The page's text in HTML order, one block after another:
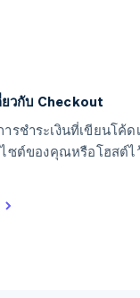
วกับ Checkout
รชำระเงินที่เขียนโค้ด
ซต์ของคุณหรือโฮสต์ไ